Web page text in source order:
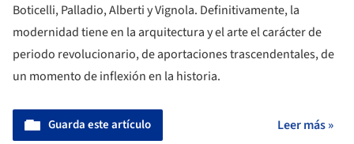
Boticelli, Palladio, Alberti y Vignola. Definitivamente, la
modernidad tiene en la arquitectura y el arte el carácter de
periodo revolucionario, de aportaciones trascendentales, de
un momento de inflexión en la historia.
Guarda este artículo Leer más »